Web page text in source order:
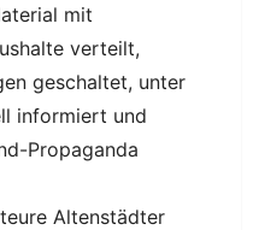
mit
verteilt,
geschaltet, unter
informiert und
Propaganda
Altenstädter